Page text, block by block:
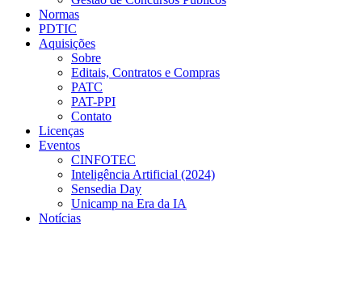
Normas
PDTIC
Aquisições
Sobre
Editais, Contratos e Compras
PATC
PAT-PPI
Contato
Licenças
Eventos
CINFOTEC
Inteligência Artificial (2024)
Sensedia Day
Unicamp na Era da IA
Notícias